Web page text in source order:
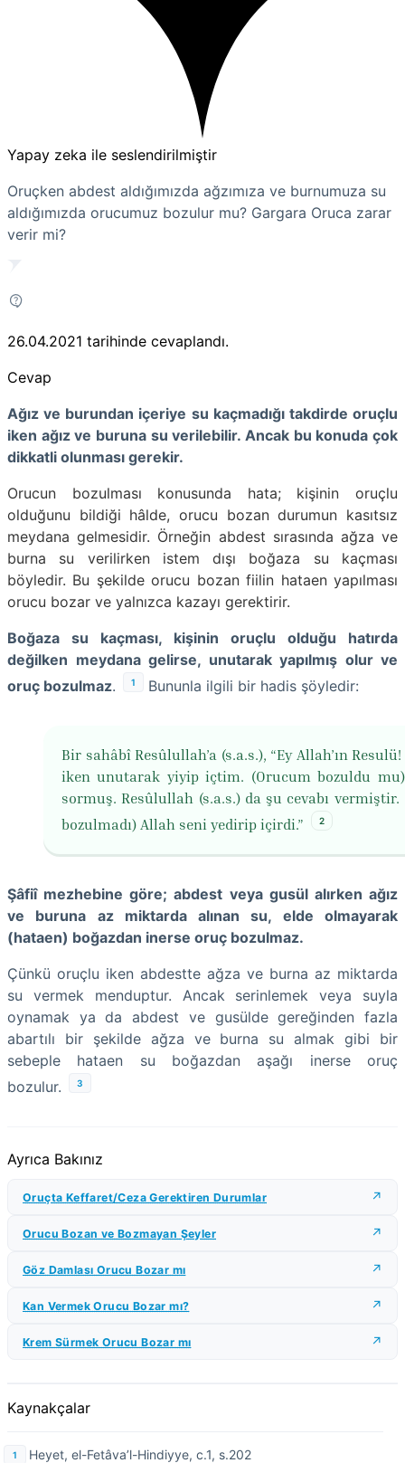
Yapay zeka ile seslendirilmiştir
Oruçken abdest aldığımızda ağzımıza ve burnumuza su
aldığımızda orucumuz bozulur mu? Gargara Oruca zarar
verir mi?
26.04.2021 tarihinde cevaplandı.
Cevap
Ağız ve burundan içeriye su kaçmadığı takdirde oruçlu
iken ağız ve buruna su verilebilir. Ancak bu konuda çok
dikkatli olunması gerekir.
Orucun bozulması konusunda hata; kişinin oruçlu
olduğunu bildiği hâlde, orucu bozan durumun kasıtsız
meydana gelmesidir. Örneğin abdest sırasında ağza ve
burna su verilirken istem dışı boğaza su kaçması
böyledir. Bu şekilde orucu bozan fiilin hataen yapılması
orucu bozar ve yalnızca kazayı gerektirir.
Boğaza su kaçması, kişinin oruçlu olduğu hatırda
değilken meydana gelirse, unutarak yapılmış olur ve
oruç bozulmaz. 1 Bununla ilgili bir hadis şöyledir:
Bir sahâbî Resûlullah’a (s.a.s.), “Ey Allah’ın
iken unutarak yiyip içtim. (Orucum bozuldu
sormuş. Resûlullah (s.a.s.) da şu cevabı vermiştir.
bozulmadı) Allah seni yedirip içirdi.”
2
Şâfiî mezhebine göre; abdest veya gusül alırken ağız
ve buruna az miktarda alınan su, elde olmayarak
(hataen) boğazdan inerse oruç bozulmaz.
Çünkü oruçlu iken abdestte ağza ve burna az miktarda
su vermek menduptur. Ancak serinlemek veya suyla
oynamak ya da abdest ve gusülde gereğinden fazla
abartılı bir şekilde ağza ve burna su almak gibi bir
sebeple hataen su boğazdan aşağı inerse oruç
bozulur.
3
Ayrıca Bakınız
Oruçta Keffaret/Ceza Gerektiren Durumlar
Orucu Bozan ve Bozmayan Şeyler
Göz Damlası Orucu Bozar mı
Kan Vermek Orucu Bozar mı?
Krem Sürmek Orucu Bozar mı
Kaynakçalar
Heyet, el-Fetâva’l-Hindiyye, c.1, s.202